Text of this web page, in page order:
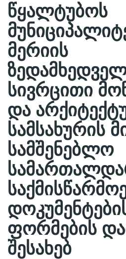
წყალტუბოს
მერიის
სივრცითი
და
სამსახურის
სამშენებლო
ფორმების
შესახებ